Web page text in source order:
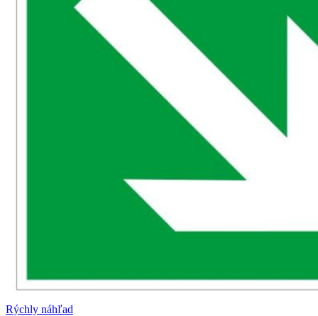
Rýchly náhľad